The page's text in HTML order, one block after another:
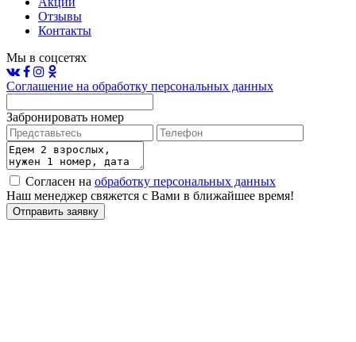
Отзывы
Контакты
Мы в соцсетях
Соглашение на обработку персональных данных
Забронировать номер
Согласен на обработку персональных данных
Наш менеджер свяжется с Вами в ближайшее время!